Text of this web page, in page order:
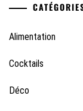
Alimentation
Cocktails
Déco